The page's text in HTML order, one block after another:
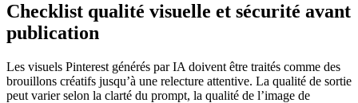
Checklist qualité visuelle et sécurité avant
publication
Les visuels Pinterest générés par IA doivent être traités comme des
brouillons créatifs jusqu’à une relecture attentive. La qualité de sortie
peut varier selon la clarté du prompt, la qualité de l’image de